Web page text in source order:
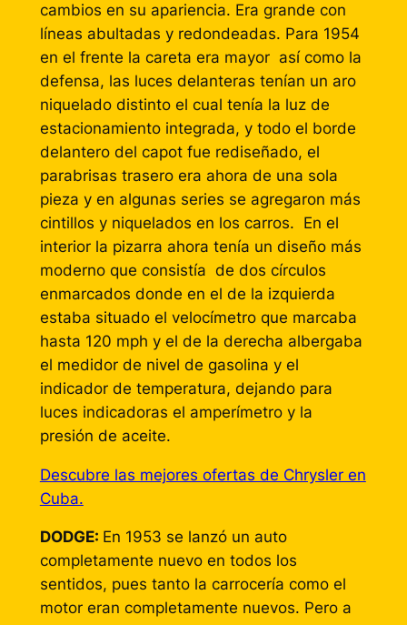
cambios en su apariencia. Era grande con
líneas abultadas y redondeadas. Para 1954
en el frente la careta era mayor así como la
defensa, las luces delanteras tenían un aro
niquelado distinto el cual tenía la luz de
estacionamiento integrada, y todo el borde
delantero del capot fue rediseñado, el
parabrisas trasero era ahora de una sola
pieza y en algunas series se agregaron más
cintillos y niquelados en los carros. En el
interior la pizarra ahora tenía un diseño más
moderno que consistía de dos círculos
enmarcados donde en el de la izquierda
estaba situado el velocímetro que marcaba
hasta 120 mph y el de la derecha albergaba
el medidor de nivel de gasolina y el
indicador de temperatura, dejando para
luces indicadoras el amperímetro y la
presión de aceite.
Descubre las mejores ofertas de Chrysler en
Cuba.
DODGE: En 1953 se lanzó un auto
completamente nuevo en todos los
sentidos, pues tanto la carrocería como el
motor eran completamente nuevos. Pero a